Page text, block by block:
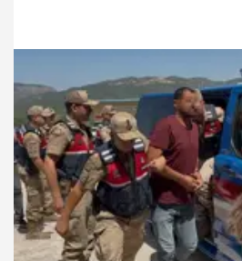
hapis cezasına çarptırılan kardeşi
hükmünü ise bozan Yargıtay,
23.07.2026 Gündem